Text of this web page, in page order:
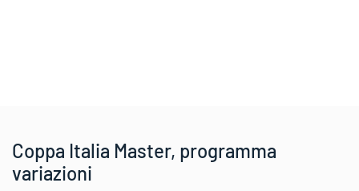
Coppa Italia Master, programma
variazioni